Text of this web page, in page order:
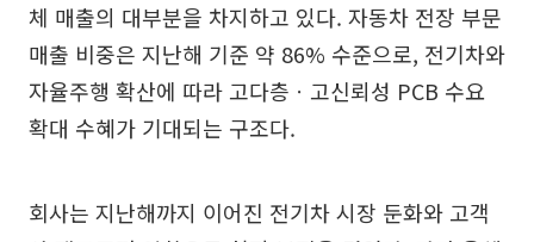
체 매출의 대부분을 차지하고 있다. 자동차 전장 부문
매출 비중은 지난해 기준 약 86% 수준으로, 전기차와
자율주행 확산에 따라 고다층ㆍ고신뢰성 PCB 수요
확대 수혜가 기대되는 구조다.
회사는 지난해까지 이어진 전기차 시장 둔화와 고객